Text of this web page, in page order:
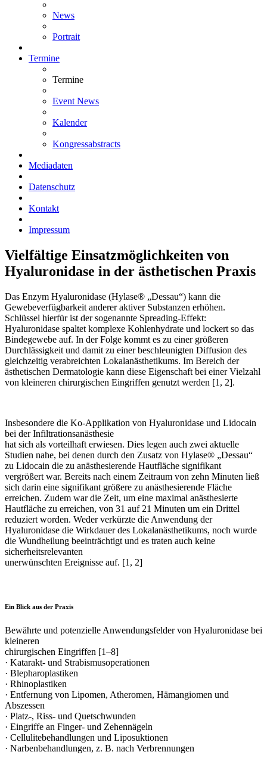
News
Portrait
Termine
Termine
Event News
Kalender
Kongressabstracts
Mediadaten
Datenschutz
Kontakt
Impressum
Vielfältige Einsatzmöglichkeiten von
Hyaluronidase in der ästhetischen Praxis
Das Enzym Hyaluronidase (Hylase® „Dessau“) kann die
Gewebeverfügbarkeit anderer aktiver Substanzen erhöhen.
Schlüssel hierfür ist der sogenannte Spreading-Effekt:
Hyaluronidase spaltet komplexe Kohlenhydrate und lockert so das
Bindegewebe auf. In der Folge kommt es zu einer größeren
Durchlässigkeit und damit zu einer beschleunigten Diffusion des
gleichzeitig verabreichten Lokalanästhetikums. Im Bereich der
ästhetischen Dermatologie kann diese Eigenschaft bei einer Vielzahl
von kleineren chirurgischen Eingriffen genutzt werden [1, 2].
Insbesondere die Ko-Applikation von Hyaluronidase und Lidocain
bei der Infiltrationsanästhesie
hat sich als vorteilhaft erwiesen. Dies legen auch zwei aktuelle
Studien nahe, bei denen durch den Zusatz von Hylase® „Dessau“
zu Lidocain die zu anästhesierende Hautfläche signifikant
vergrößert war. Bereits nach einem Zeitraum von zehn Minuten ließ
sich darin eine signifikant größere zu anästhesierende Fläche
erreichen. Zudem war die Zeit, um eine maximal anästhesierte
Hautfläche zu erreichen, von 31 auf 21 Minuten um ein Drittel
reduziert worden. Weder verkürzte die Anwendung der
Hyaluronidase die Wirkdauer des Lokalanästhetikums, noch wurde
die Wundheilung beeinträchtigt und es traten auch keine
sicherheitsrelevanten
unerwünschten Ereignisse auf. [1, 2]
Ein Blick aus der Praxis
Bewährte und potenzielle Anwendungsfelder von Hyaluronidase bei
kleineren
chirurgischen Eingriffen [1–8]
· Katarakt- und Strabismusoperationen
· Blepharoplastiken
· Rhinoplastiken
· Entfernung von Lipomen, Atheromen, Hämangiomen und
Abszessen
· Platz-, Riss- und Quetschwunden
· Eingriffe an Finger- und Zehennägeln
· Cellulitebehandlungen und Liposuktionen
· Narbenbehandlungen, z. B. nach Verbrennungen